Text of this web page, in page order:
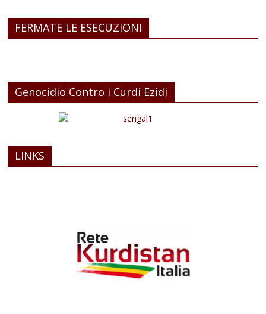
FERMATE LE ESECUZIONI
Genocidio Contro i Curdi Ezidi
LINKS